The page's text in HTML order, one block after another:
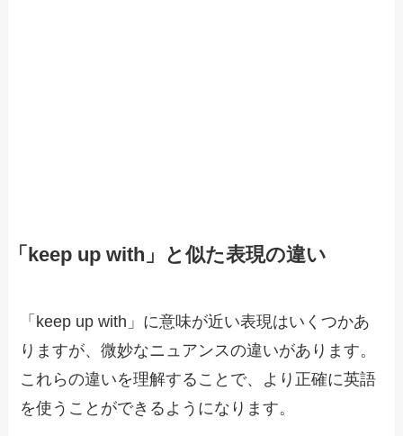
「keep up with」と似た表現の違い
「keep up with」に意味が近い表現はいくつかあ
りますが、微妙なニュアンスの違いがあります。
これらの違いを理解することで、より正確に英語
を使うことができるようになります。